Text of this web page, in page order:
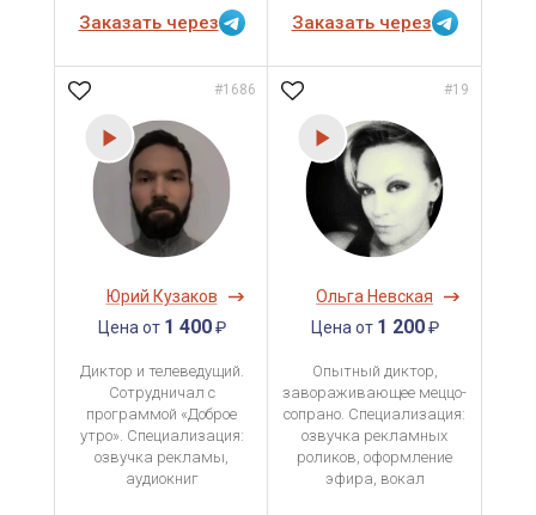
Заказать через Заказать через
#1686
Юрий Кузаков
Цена от 1 400₽
Диктор и телеведущий.
Сотрудничал с
программой «Доброе
утро». Специализация:
озвучка рекламы,
аудиокниг
#19
Ольга Невская
Цена от 1 200₽
Опытный диктор,
завораживающее меццо-
сопрано. Специализация:
озвучка рекламных
роликов, оформление
эфира, вокал